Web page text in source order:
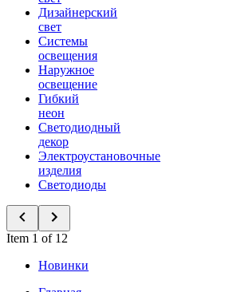
Дизайнерский
свет
Системы
освещения
Наружное
освещение
Гибкий
неон
Светодиодный
декор
Электроустановочные
изделия
Светодиоды
Item 1 of 12
Новинки